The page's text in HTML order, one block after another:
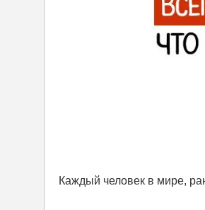
Каждый человек в мире,